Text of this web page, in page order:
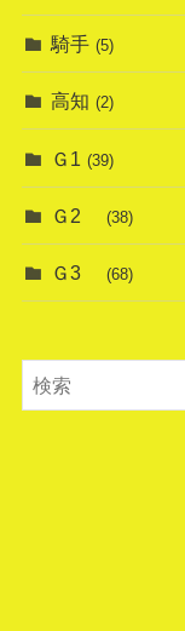
騎手 (5)
高知 (2)
Ｇ1 (39)
Ｇ2 (38)
Ｇ3 (68)